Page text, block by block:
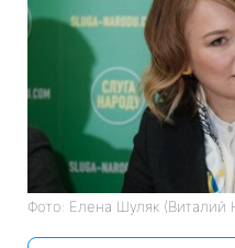
Фото: Елена Шуляк (Виталий